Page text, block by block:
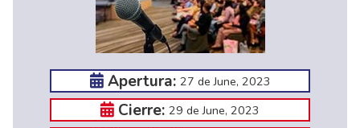
Apertura: 27 de June, 2023
Cierre: 29 de June, 2023